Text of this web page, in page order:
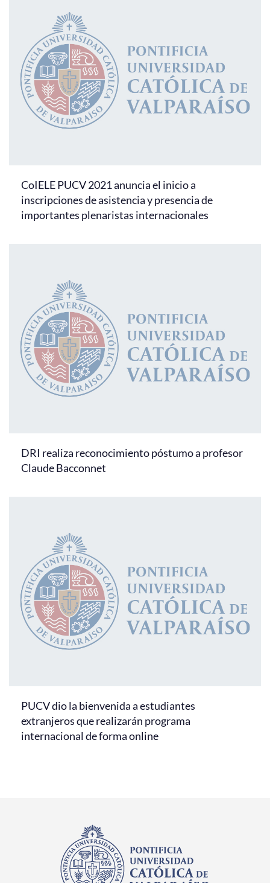
CoIELE PUCV 2021 anuncia el inicio a
inscripciones de asistencia y presencia de
importantes plenaristas internacionales
DRI realiza reconocimiento póstumo a profesor
Claude Bacconnet
PUCV dio la bienvenida a estudiantes
extranjeros que realizarán programa
internacional de forma online